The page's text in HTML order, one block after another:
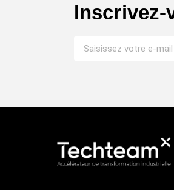
Inscrivez-